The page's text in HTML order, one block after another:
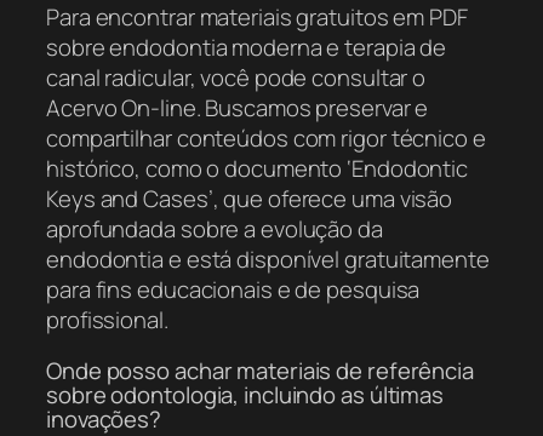
Para encontrar materiais gratuitos em PDF
sobre endodontia moderna e terapia de
canal radicular, você pode consultar o
Acervo On-line. Buscamos preservar e
compartilhar conteúdos com rigor técnico e
histórico, como o documento ‘Endodontic
Keys and Cases’, que oferece uma visão
aprofundada sobre a evolução da
endodontia e está disponível gratuitamente
para fins educacionais e de pesquisa
profissional.
Onde posso achar materiais de referência
sobre odontologia, incluindo as últimas
inovações?